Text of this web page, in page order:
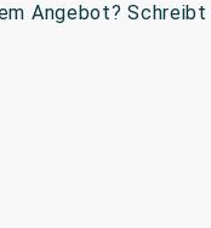
Angebot? Schreibt